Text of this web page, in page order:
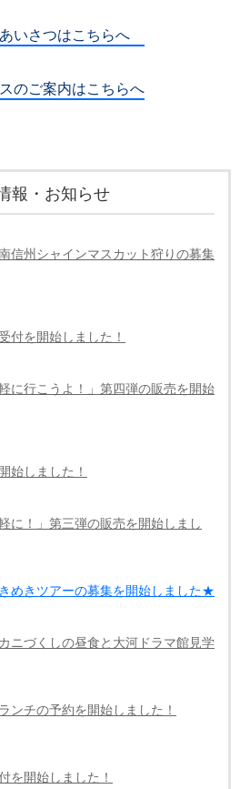
いさつはこちらへ
のご案内はこちらへ
報・お知らせ
信州シャインマスカット狩りの募集
付を開始しました！
に行こうよ！」第四弾の販売を開始
しました！
に！」第三弾の販売を開始しまし
めきツアーの募集を開始しました★
ニづくしの昼食と大河ドラマ館見学
ンチの予約を開始しました！
を開始しました！